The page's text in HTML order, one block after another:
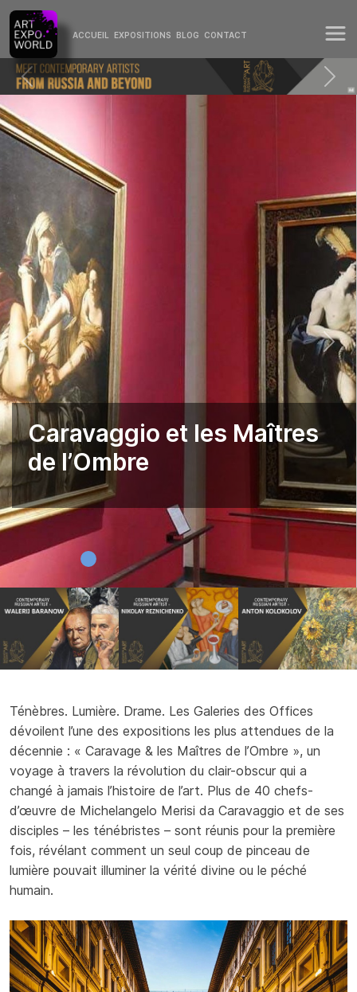
ACCUEIL EXPOSITIONS BLOG CONTACT
Caravaggio et les Maîtres
de l’Ombre
Ténèbres. Lumière. Drame. Les Galeries des Offices
dévoilent l’une des expositions les plus attendues de la
décennie : « Caravage & les Maîtres de l’Ombre », un
voyage à travers la révolution du clair-obscur qui a
changé à jamais l’histoire de l’art. Plus de 40 chefs-
d’œuvre de Michelangelo Merisi da Caravaggio et de ses
disciples – les ténébristes – sont réunis pour la première
fois, révélant comment un seul coup de pinceau de
lumière pouvait illuminer la vérité divine ou le péché
humain.